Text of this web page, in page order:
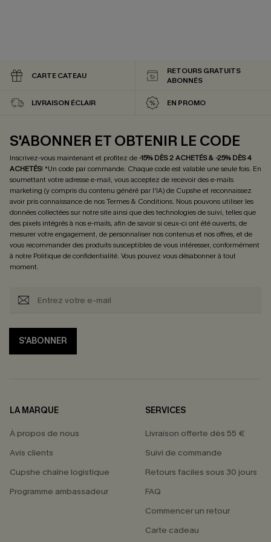
CARTE CATEAU
RETOURS GRATUITS
ABONNÉS
LIVRAISON ÉCLAIR EN PROMO
S'ABONNER ET OBTENIR LE CODE
Inscrivez-vous maintenant et profitez de-15% DÈS 2 ACHETÉS & -25% DÈS 4
ACHETÉS! *Un code par commande. Chaque code est valable une seule fois. En
soumettant votre adresse e-mail, vous acceptez de recevoir des e-mails
marketing (y compris du contenu généré par l'IA) de Cupshe et reconnaissez
avoir pris connaissance de nosTermes & Conditions. Nous pouvons utiliser les
données collectées sur notre site ainsi que des technologies de suivi, telles que
des pixels intégrés à nos e-mails, afin de savoir si ceux-ci ont été ouverts, de
mesurer votre engagement, de personnaliser nos contenus et nos offres, et de
vous recommander des produits susceptibles de vous intéresser, conformément
à notre Politique de confidentialité. Vous pouvez vous désabonner à tout
moment.
S'ABONNER
LA MARQUE
À propos de nous
Avis clients
Cupshe chaîne logistique
Programme ambassadeur
SERVICES
Livraison offerte dès 55 €
Suivi de commande
Retours faciles sous 30 jours
FAQ
Commencer un retour
Carte cadeau